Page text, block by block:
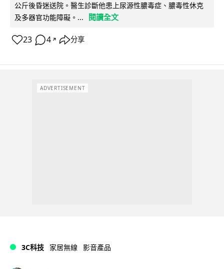
公斤後昏迷送院。醫生診斷他患上尿源性膿毒症、膿毒性休克
及多器官功能障礙。...
閱讀全文
23 4 ↗ 分享
ADVERTISEMENT
3C科技 家居無線 影音產品